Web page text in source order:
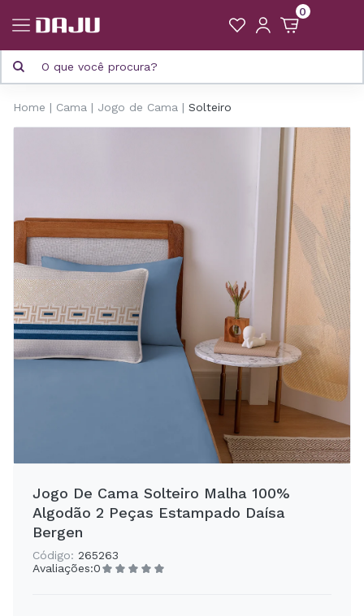
0
Home Cama Jogo de Cama Solteiro
Jogo De Cama Solteiro Malha 100%
Algodão 2 Peças Estampado Daísa
Bergen
Código: 265263
Avaliações:0